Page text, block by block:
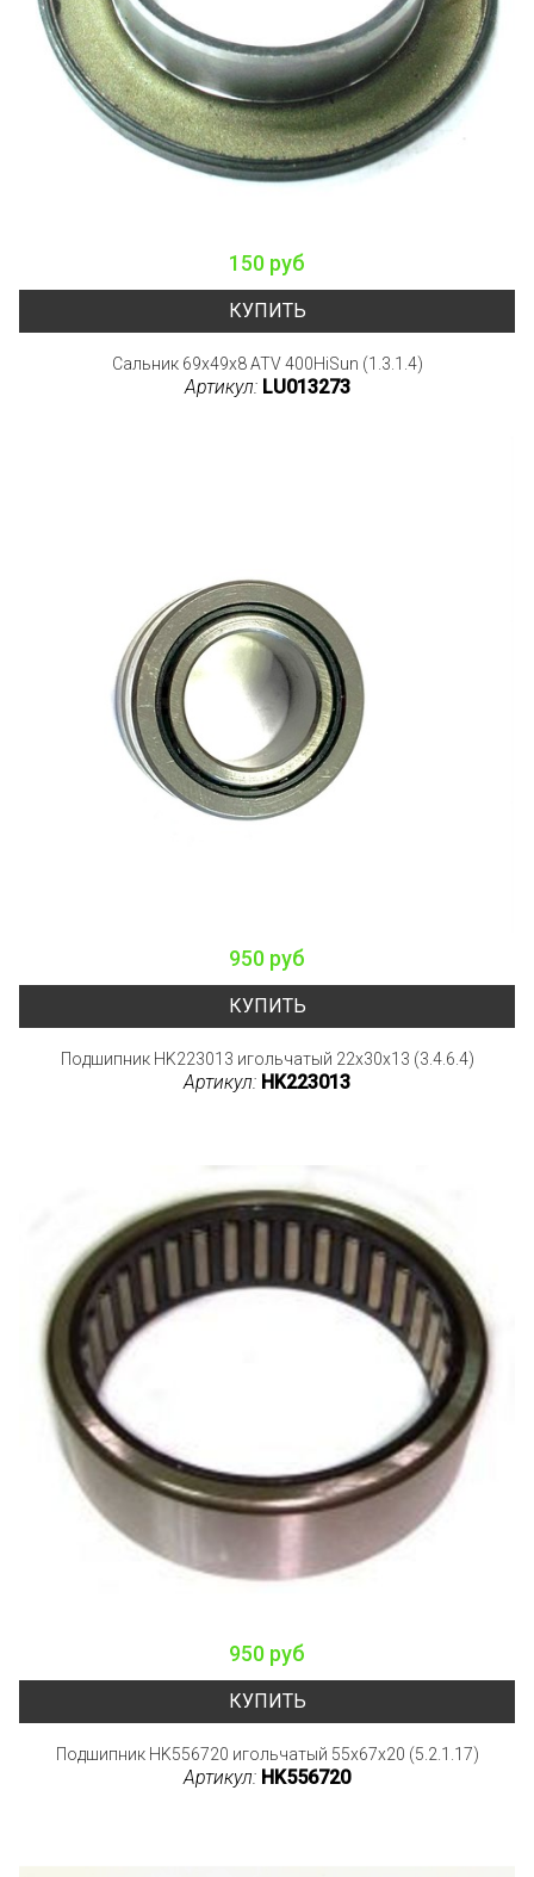
150 руб
КУПИТЬ
Сальник 69x49x8 ATV 400HiSun (1.3.1.4)
Артикул: LU013273
950 руб
КУПИТЬ
Подшипник HK223013 игольчатый 22x30x13 (3.4.6.4)
Артикул: HK223013
950 руб
КУПИТЬ
Подшипник HK556720 игольчатый 55x67x20 (5.2.1.17)
Артикул: HK556720